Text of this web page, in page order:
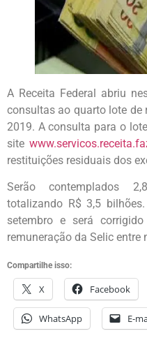
A Receita Federal abriu
consultas ao quarto lote de
2019. A consulta para o
site
restituições residuais dos
Serão contemplados
totalizando R$ 3,5
setembro e será
remuneração da Selic entre
Compartilhe isso:
X Facebook
WhatsApp E-